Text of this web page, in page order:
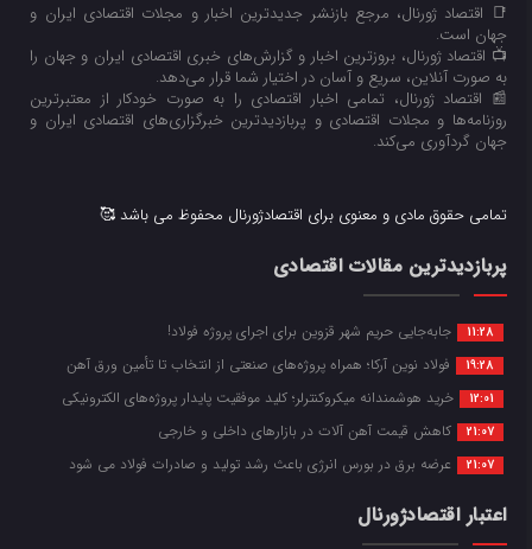
📑 اقتصاد ژورنال، مرجع بازنشر جدیدترین اخبار و مجلات اقتصادی ایران و
جهان است.
📺 اقتصاد ژورنال، بروزترین اخبار و گزارش‌های خبری اقتصادی ایران و جهان را
به صورت آنلاین، سریع و آسان در اختیار شما قرار می‌‌دهد.
📰 اقتصاد ژورنال، تمامی اخبار اقتصادی را به صورت خودکار از معتبرترین
روزنامه‌ها و مجلات اقتصادی و پربازدیدترین خبرگزاری‌های اقتصادی ایران و
جهان گردآوری می‌کند.
تمامی حقوق مادی و معنوی برای اقتصادژورنال محفوظ می باشد 🥰
پربازدیدترین مقالات اقتصادی
11:28 جابه‌جایی حریم شهر قزوین برای اجرای پروژه فولاد!
19:28 فولاد نوین آرکا؛ همراه پروژه‌های صنعتی از انتخاب تا تأمین ورق آهن
12:01 خرید هوشمندانه میکروکنترلر؛ کلید موفقیت پایدار پروژه‌های الکترونیکی
21:07 کاهش قیمت آهن آلات در بازارهای داخلی و خارجی
21:07 عرضه برق در بورس انرژی باعث رشد تولید و صادرات فولاد می شود
اعتبار اقتصادژورنال